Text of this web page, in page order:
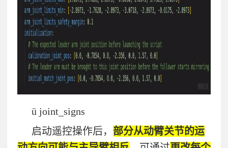
ü joint_signs
启动遥控操作后， 部分从动臂关节的运